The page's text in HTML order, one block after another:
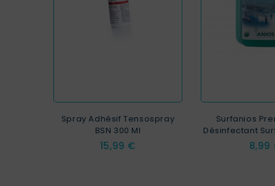
Spray Adhésif Tensospray
BSN 300 Ml
Prix
15,99 €
Surfanios
Désinfectant
Prix
8,99